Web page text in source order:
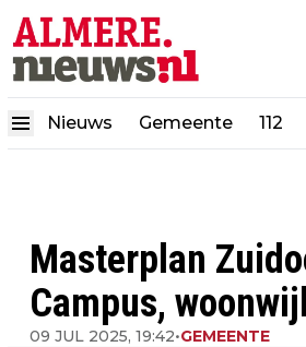
Nieuws Gemeente 112
Masterplan
Campus,
09 JUL 2025, 19:42•GEMEENTE